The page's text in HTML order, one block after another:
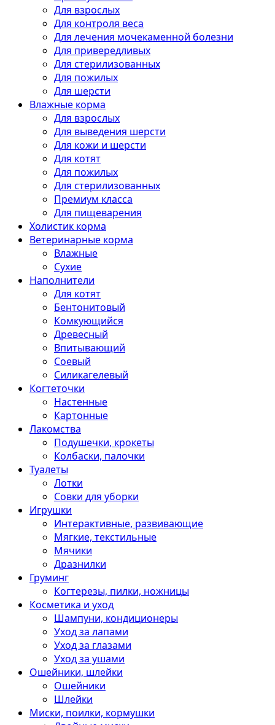
Для взрослых
Для контроля веса
Для лечения мочекаменной болезни
Для привередливых
Для стерилизованных
Для пожилых
Для шерсти
Влажные корма
Для взрослых
Для выведения шерсти
Для кожи и шерсти
Для котят
Для пожилых
Для стерилизованных
Премиум класса
Для пищеварения
Холистик корма
Ветеринарные корма
Влажные
Сухие
Наполнители
Для котят
Бентонитовый
Комкующийся
Древесный
Впитывающий
Соевый
Силикагелевый
Когтеточки
Настенные
Картонные
Лакомства
Подушечки, крокеты
Колбаски, палочки
Туалеты
Лотки
Совки для уборки
Игрушки
Интерактивные, развивающие
Мягкие, текстильные
Мячики
Дразнилки
Груминг
Когтерезы, пилки, ножницы
Косметика и уход
Шампуни, кондиционеры
Уход за лапами
Уход за глазами
Уход за ушами
Ошейники, шлейки
Ошейники
Шлейки
Миски, поилки, кормушки